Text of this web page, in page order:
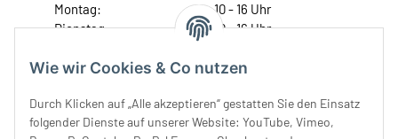
Wie wir Cookies & Co nutzen
Durch Klicken auf „Alle akzeptieren“ gestatten Sie den Einsatz
folgender Dienste auf unserer Website: YouTube, Vimeo,
Montag:
10 - 16 Uhr
Dienstag:
10 - 16 Uhr
Donnerstag:
10 - 18 Uhr
Samstag:
10 - 14 Uhr